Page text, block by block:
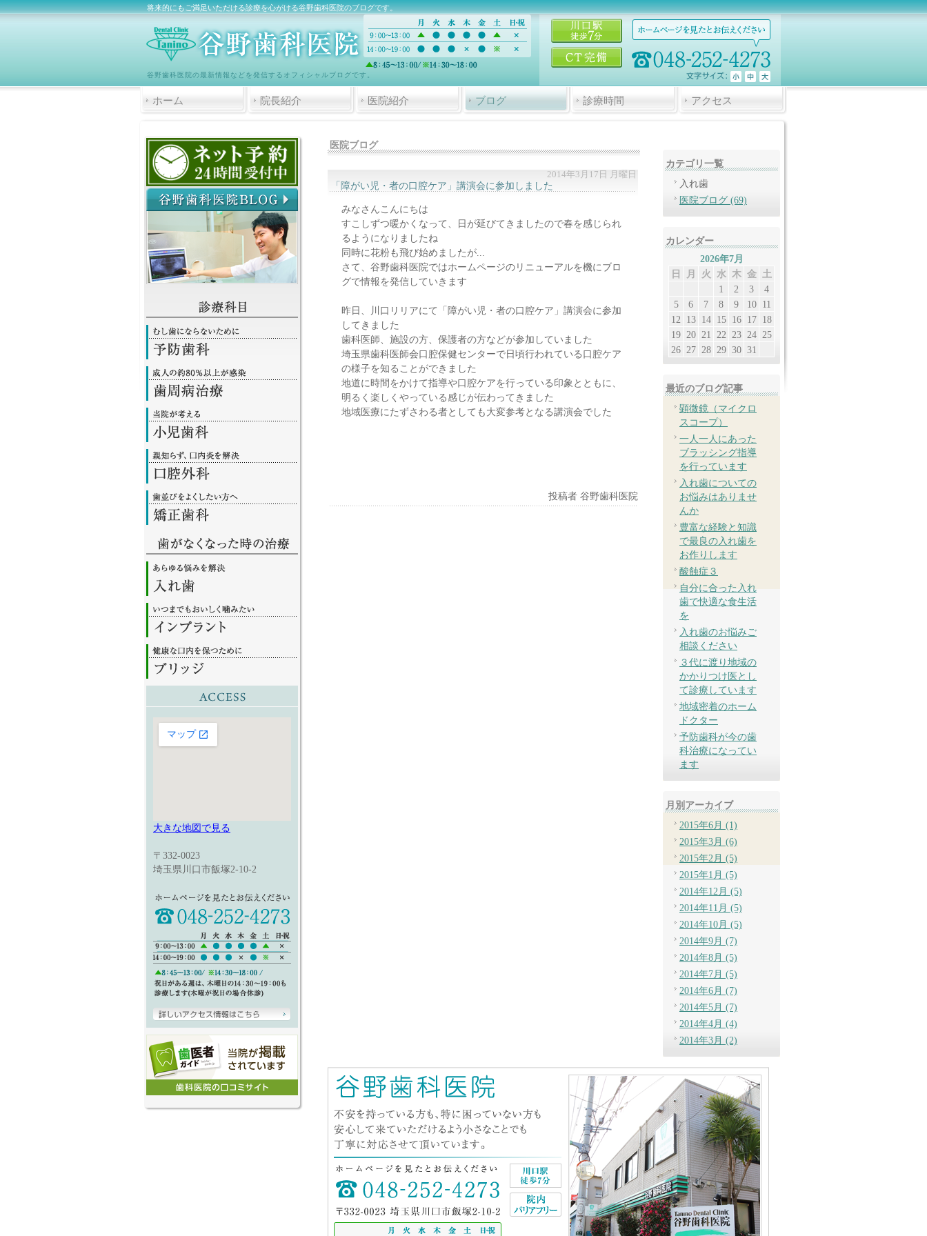
将来的にもご満足いただける診療を心がける谷野歯科医院のブログです。
谷野歯科医院の最新情報などを発信するオフィシャルブログです。
ホーム 院長紹介 医院紹介 ブログ 診療時間 アクセス
医院ブログ
2014年3月17日 月曜日
「障がい児・者の口腔ケア」講演会に参加しました
みなさんこんにちは
すこしずつ暖かくなって、日が延びてきましたので春を感じられ
るようになりましたね
同時に花粉も飛び始めましたが...
さて、谷野歯科医院ではホームページのリニューアルを機にブロ
グで情報を発信していきます
昨日、川口リリアにて「障がい児・者の口腔ケア」講演会に参加
してきました
歯科医師、施設の方、保護者の方などが参加していました
埼玉県歯科医師会口腔保健センターで日頃行われている口腔ケア
の様子を知ることができました
地道に時間をかけて指導や口腔ケアを行っている印象とともに、
明るく楽しくやっている感じが伝わってきました
地域医療にたずさわる者としても大変参考となる講演会でした
投稿者 谷野歯科医院
カテゴリ一覧
入れ歯
医院ブログ (69)
カレンダー
2026年7月
日
月 火 水 木 金 土
1
2 3
4
5
6 7 8 9 10 11
12
13 14 15 16 17 18
19 20 21 22 23 24 25
26 27 28 29 30 31
最近のブログ記事
顕微鏡（マイクロ
スコープ）
一人一人にあった
ブラッシング指導
を行っています
入れ歯についての
お悩みはありませ
んか
豊富な経験と知識
で最良の入れ歯を
お作りします
酸蝕症３
自分に合った入れ
歯で快適な食生活
を
入れ歯のお悩みご
相談ください
３代に渡り地域の
かかりつけ医とし
て診療しています
地域密着のホーム
ドクター
予防歯科が今の歯
科治療になってい
ます
月別アーカイブ
2015年6月 (1)
2015年3月 (6)
2015年2月 (5)
2015年1月 (5)
2014年12月 (5)
2014年11月 (5)
2014年10月 (5)
2014年9月 (7)
2014年8月 (5)
2014年7月 (5)
2014年6月 (7)
2014年5月 (7)
2014年4月 (4)
2014年3月 (2)
大きな地図で見る
〒332-0023
埼玉県川口市飯塚2-10-2